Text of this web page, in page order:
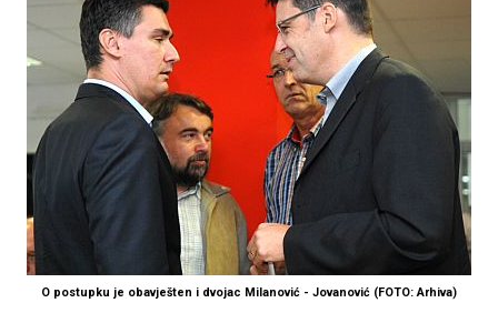
O postupku je obavješten i dvojac Milanović - Jovanović (FOTO: Arhiva)